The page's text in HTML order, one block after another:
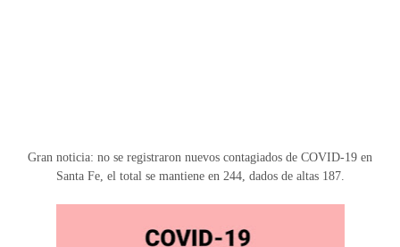
Gran noticia: no se registraron nuevos contagiados de COVID-19 en
Santa Fe, el total se mantiene en 244, dados de altas 187.